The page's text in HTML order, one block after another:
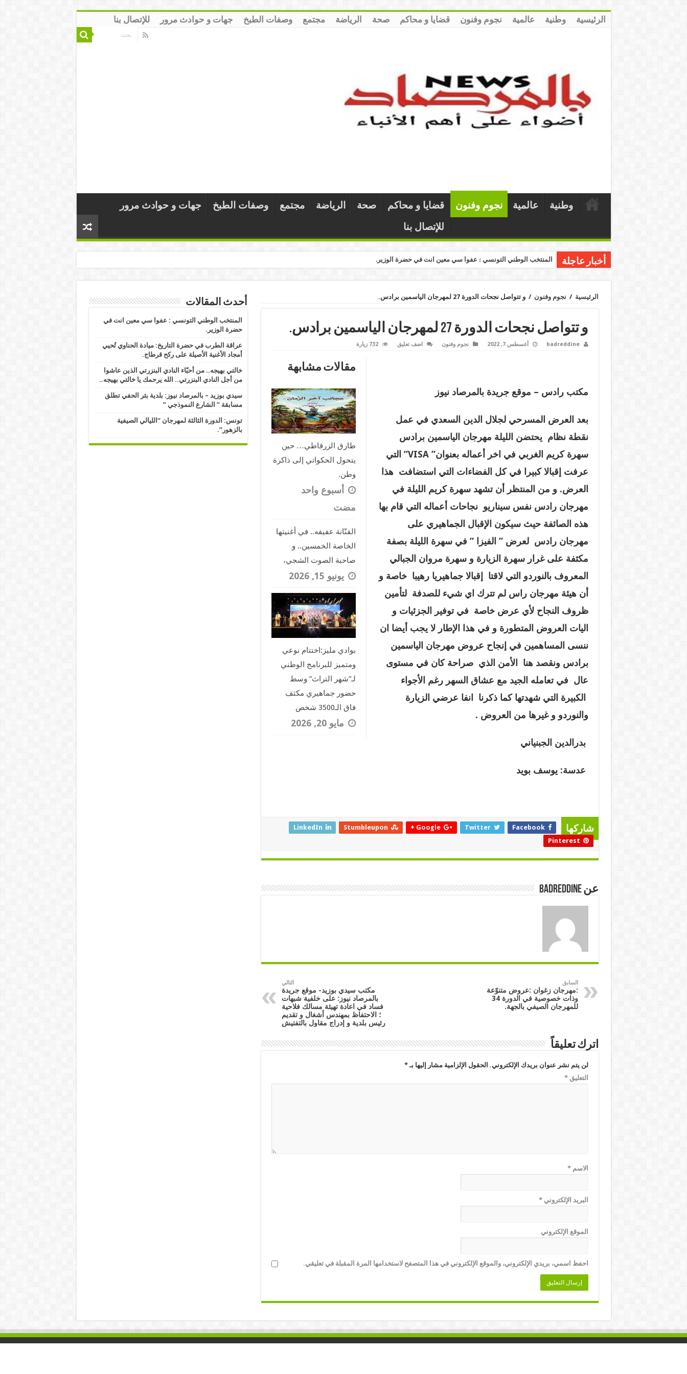
الرئيسية وطنية عالمية نجوم وفنون قضايا و محاكم صحة الرياضة مجتمع وصفات الطبخ جهات و حوادث مرور للإتصال بنا
وطنية عالمية نجوم وفنون قضايا و محاكم صحة الرياضة مجتمع وصفات الطبخ
جهات و حوادث مرور
للإتصال بنا
أخبار عاجلة المنتخب الوطني التونسي : عفوا سي معين انت في حضرة الوزير.
الرئيسية / نجوم وفنون / و تتواصل نجحات الدورة 27 لمهرجان الياسمين برادس.
و تتواصل نجحات الدورة 27 لمهرجان الياسمين برادس.
badreddine أغسطس 7, 2022 نجوم وفنون اضف تعليق 732 زيارة
مقالات مشابهة
طارق الزرقاطي… حين
يتحول الحكواتي إلى ذاكرة
وطن.
‏أسبوع واحد
مضت
الفنّانة عفيفه.. في أغنيتها
الخاصة الخمسين.. و
صاحبة الصوت الشجي،
يونيو 15, 2026
بوادي مليز:اختتام نوعي
ومتميز للبرنامج الوطني
لـ”شهر التراث” وسط
حضور جماهيري مكثف
فاق الـ3500 شخص
مايو 20, 2026
مكتب رادس – موقع جريدة بالمرصاد نيوز
بعد العرض المسرحي لجلال الدين السعدي في عمل
نقطة نظام يحتضن الليلة مهرجان الياسمين برادس
سهرة كريم الغربي في اخر أعماله بعنوان”VISA” التي
عرفت إقبالا كبيرا في كل الفضاءات التي استضافت هذا
العرض. و من المنتظر أن تشهد سهرة كريم الليلة في
مهرجان رادس نفس سيناريو نجاحات أعماله التي قام بها
هذه الصائفة حيث سيكون الإقبال الجماهيري على
مهرجان رادس لعرض ” الفيزا ” في سهرة الليلة بصفة
مكثفة على غرار سهرة الزيارة و سهرة مروان الجبالي
المعروف بالنوردو التي لاقتا إقبالا جماهيريا رهيبا خاصة و
أن هيئة مهرجان راس لم تترك اي شيء للصدفة لتأمين
ظروف النجاح لأي عرض خاصة في توفير الجزئيات و
اليات العروض المتطورة و في هذا الإطار لا يجب أيضا ان
ننسى المساهمين في إنجاح عروض مهرجان الياسمين
برادس ونقصد هنا الأمن الذي صراحة كان في مستوى
عال في تعامله الجيد مع عشاق السهر رغم الأجواء
الكبيرة التي شهدتها كما ذكرنا انفا عرضي الزيارة
والنوردو و غيرها من العروض .
بدرالدين الجبنياني
عدسة: يوسف بويد
شاركها Facebook
Twitter
Google +
Stumbleupon
LinkedIn
Pinterest
عن badreddine
السابق
:مهرجان زغوان :عروض متنوّعة
وذات خصوصية في الدورة 34
للمهرجان الصيفي بالجهة.
التالي
مكتب سيدي بوزيد- موقع جريدة
بالمرصاد نيوز: على خلفية شبهات
فساد في اعادة تهيئة مسالك فلاحية
؛ الاحتفاظ بمهندس أشغال و تقديم
رئيس بلدية و إدراج مقاول بالتفتيش
اترك تعليقاً
لن يتم نشر عنوان بريدك الإلكتروني. الحقول الإلزامية مشار إليها بـ*
التعليق*
الاسم*
البريد الإلكتروني*
الموقع الإلكتروني
احفظ اسمي، بريدي الإلكتروني، والموقع الإلكتروني في هذا المتصفح لاستخدامها المرة المقبلة في تعليقي.
أحدث المقالات
المنتخب الوطني التونسي : عفوا سي معين انت في
حضرة الوزير.
عراقة الطرب في حضرة التاريخ: ميادة الحناوي تُحيي
أمجاد الأغنية الأصيلة على ركح قرطاج.
خالتي بهيجه.. من أحبّاء النادي البنزرتي الذين عاشوا
من أجل النادي البنزرتي.. الله يرحمك يا خالتي بهيجه..
سيدي بوزيد – بالمرصاد نيوز: بلدية بئر الحفي تطلق
مسابقة ” الشارع النموذجي ” ​
تونس: الدورة الثالثة لمهرجان “الليالي الصيفية
بالزهور”.